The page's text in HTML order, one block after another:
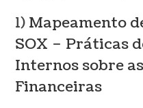
1) Mapeamento
SOX – Práticas
Internos sobre
Financeiras